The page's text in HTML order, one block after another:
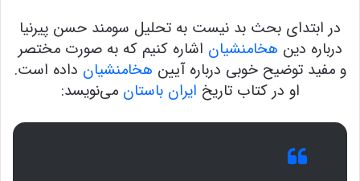
در ابتدای بحث بد نیست به تحلیل سومند حسن پیرنیا
درباره دین هخامنشیان اشاره کنیم که به صورت مختصر
و مفید توضیح خوبی درباره آیین هخامنشیان داده است.
او در کتاب تاریخ ایران باستان می‌نویسد: